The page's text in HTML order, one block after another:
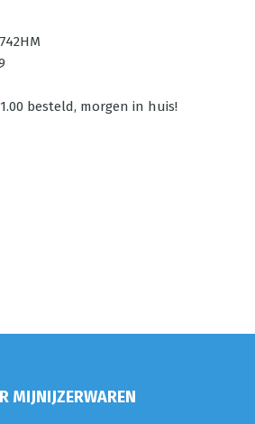
besteld, morgen in huis!
MIJNIJZERWAREN